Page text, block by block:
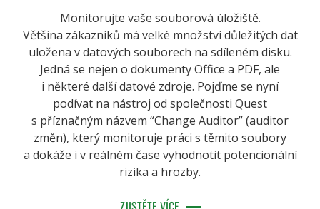
Monitorujte vaše souborová úložiště.
Většina zákazníků má velké množství důležitých dat
uložena v datových souborech na sdíleném disku.
Jedná se nejen o dokumenty Office a PDF, ale
i některé další datové zdroje. Pojďme se nyní
podívat na nástroj od společnosti Quest
s příznačným názvem “Change Auditor” (auditor
změn), který monitoruje práci s těmito soubory
a dokáže i v reálném čase vyhodnotit potencionální
rizika a hrozby.